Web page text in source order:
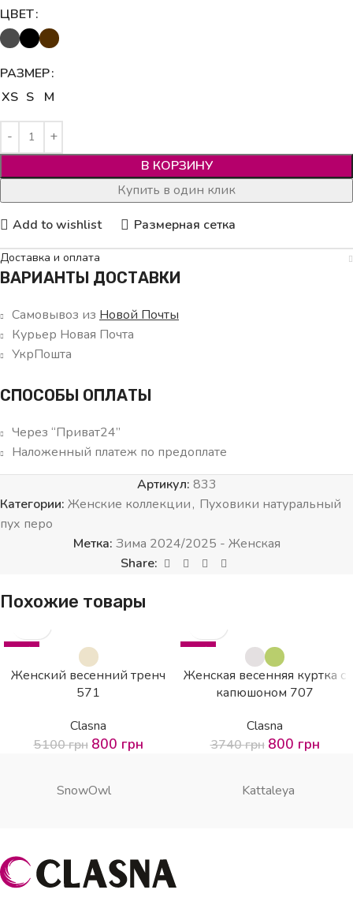
ЦВЕТ
РАЗМЕР
XS S M
В КОРЗИНУ
Купить в один клик
Add to wishlist Размерная сетка
Доставка и оплата
ВАРИАНТЫ ДОСТАВКИ
Самовывоз из Новой Почты
Курьер Новая Почта
УкрПошта
СПОСОБЫ ОПЛАТЫ
Через “Приват24”
Наложенный платеж по предоплате
Артикул: 833
Категории: Женские коллекции, Пуховики натуральный
пух перо
Метка: Зима 2024/2025 - Женская
Share:
Похожие товары
-84%
Женский весенний тренч
571
Clasna
5100грн 800 грн
-79%
Женская весенняя куртка с
капюшоном 707
Clasna
3740грн 800 грн
SnowOwl Kattaleya